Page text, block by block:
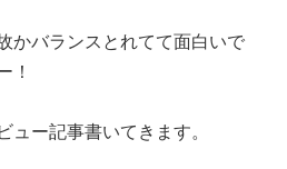
かバランスとれてて面白いで
！
ュー記事書いてきます。